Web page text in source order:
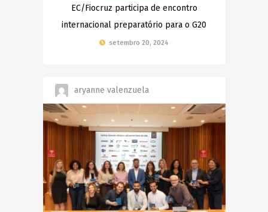
EC/Fiocruz participa de encontro
internacional preparatório para o G20
setembro 20, 2024
aryanne valenzuela